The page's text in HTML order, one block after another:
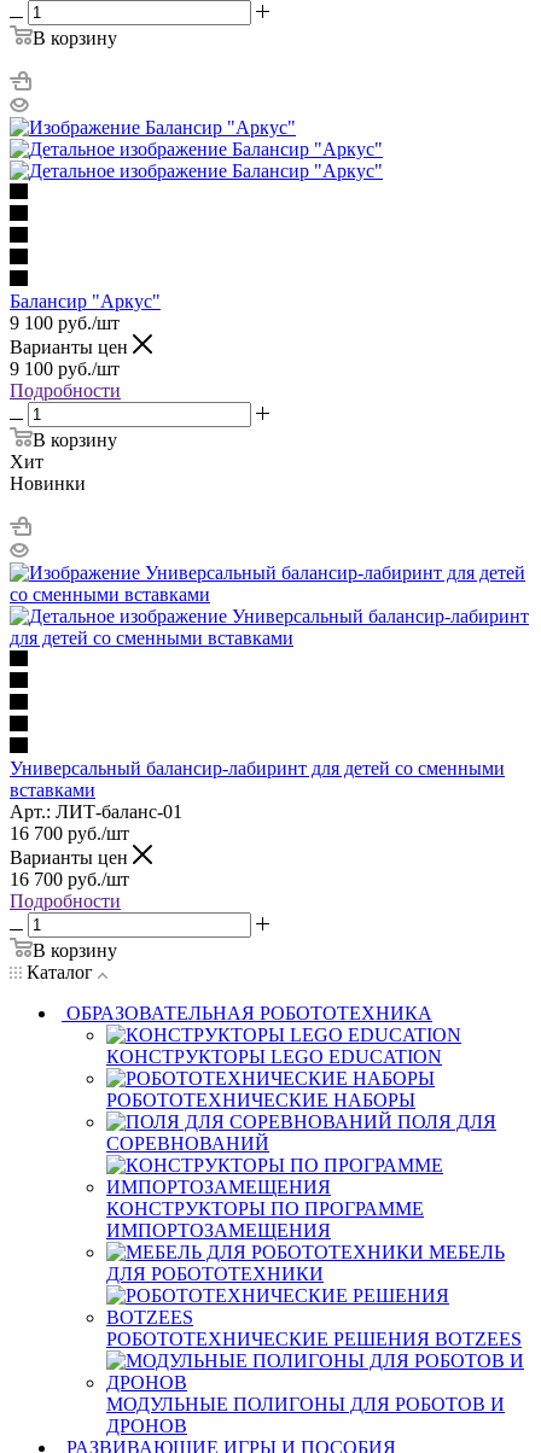
В корзину
Балансир "Аркус"
9 100 руб./шт
Варианты цен
9 100 руб./шт
Подробности
В корзину
Хит
Новинки
Универсальный балансир-лабиринт для детей со сменными
вставками
Арт.: ЛИТ-баланс-01
16 700 руб./шт
Варианты цен
16 700 руб./шт
Подробности
В корзину
Каталог
ОБРАЗОВАТЕЛЬНАЯ РОБОТОТЕХНИКА
КОНСТРУКТОРЫ LEGO EDUCATION
РОБОТОТЕХНИЧЕСКИЕ НАБОРЫ
ПОЛЯ ДЛЯ
СОРЕВНОВАНИЙ
КОНСТРУКТОРЫ ПО ПРОГРАММЕ
ИМПОРТОЗАМЕЩЕНИЯ
МЕБЕЛЬ
ДЛЯ РОБОТОТЕХНИКИ
РОБОТОТЕХНИЧЕСКИЕ РЕШЕНИЯ BOTZEES
МОДУЛЬНЫЕ ПОЛИГОНЫ ДЛЯ РОБОТОВ И
ДРОНОВ
РАЗВИВАЮЩИЕ ИГРЫ И ПОСОБИЯ